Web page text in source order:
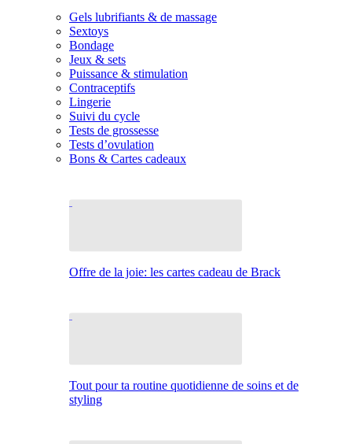
Gels lubrifiants & de massage
Sextoys
Bondage
Jeux & sets
Puissance & stimulation
Contraceptifs
Lingerie
Suivi du cycle
Tests de grossesse
Tests d’ovulation
Bons & Cartes cadeaux
Offre de la joie: les cartes cadeau de Brack
Tout pour ta routine quotidienne de soins et de
styling